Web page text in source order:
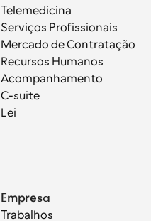
Telemedicina
Serviços Profissionais
Mercado de Contratação
Recursos Humanos
Acompanhamento
C-suite
Lei
Empresa
Trabalhos